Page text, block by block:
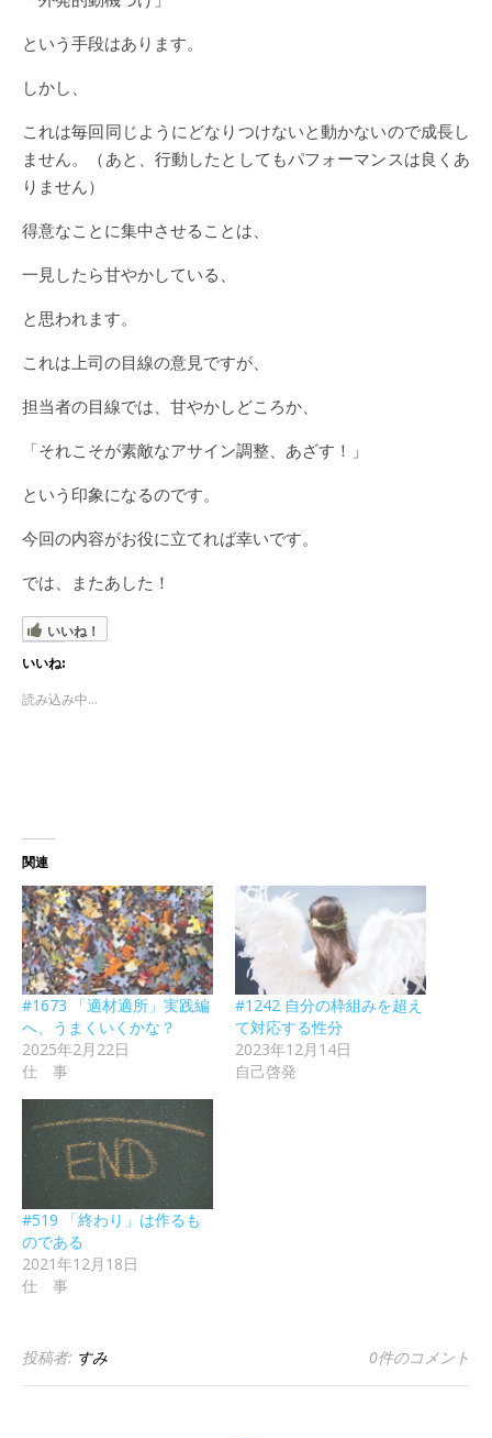
という手段はあります。
しかし、
これは毎回同じようにどなりつけないと動かないので成長し
ません。（あと、行動したとしてもパフォーマンスは良くあ
りません）
得意なことに集中させることは、
一見したら甘やかしている、
と思われます。
これは上司の目線の意見ですが、
担当者の目線では、甘やかしどころか、
「それこそが素敵なアサイン調整、あざす！」
という印象になるのです。
今回の内容がお役に立てれば幸いです。
では、またあした！
いいね！
いいね:
読み込み中...
関連
#1673 「適材適所」実践編
へ、うまくいくかな？
2025年2月22日
仕 事
#1242 自分の枠組みを超え
て対応する性分
2023年12月14日
自己啓発
#519 「終わり」は作るも
のである
2021年12月18日
仕 事
投稿者: すみ 0件のコメント